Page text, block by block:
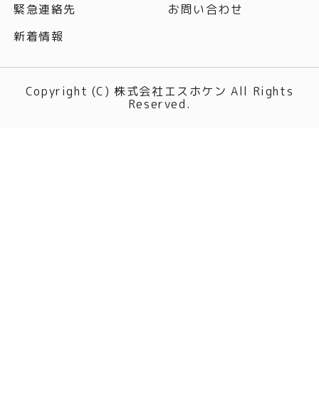
緊急連絡先
お問い合わせ
新着情報
Copyright (C) 株式会社エスホケン All Rights
Reserved.